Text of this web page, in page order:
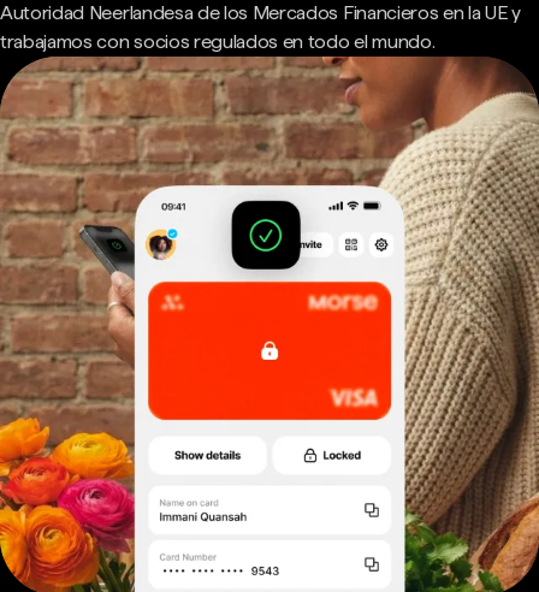
Autoridad Neerlandesa de los Mercados Financieros en la UE y
trabajamos con socios regulados en todo el mundo.